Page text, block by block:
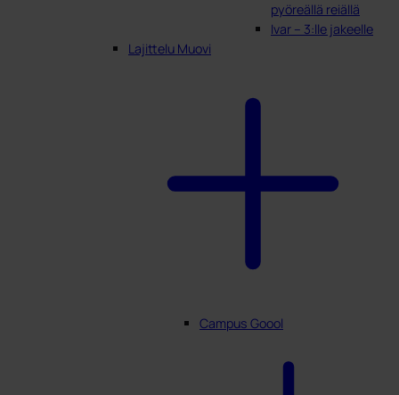
pyöreällä reiällä
Ivar – 3:lle jakeelle
Lajittelu Muovi
Campus Goool